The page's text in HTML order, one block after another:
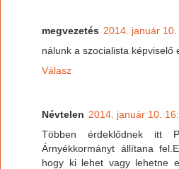
megvezetés 2014. január 10.
nálunk a szocialista képviselő
Válasz
Névtelen 2014. január 10.
Többen érdeklődnek itt
Árnyékkormányt állítana
hogy ki lehet vagy lehetne